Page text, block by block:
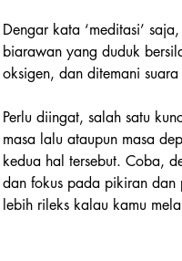
Dengar kata ‘meditasi’
biarawan yang duduk
oksigen, dan ditemani
Perlu diingat, salah satu
masa lalu ataupun masa
kedua hal tersebut. Coba,
dan fokus pada pikiran dan
lebih rileks kalau kamu